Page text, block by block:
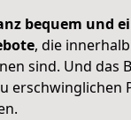
bequem und
, die
sind. Und das
erschwinglichen